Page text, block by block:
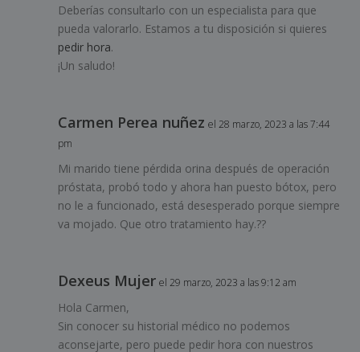
Deberías consultarlo con un especialista para que
pueda valorarlo. Estamos a tu disposición si quieres
pedir hora.
¡Un saludo!
Carmen Perea nuñez el 28 marzo, 2023 a las 7:44
pm
Mi marido tiene pérdida orina después de operación
próstata, probó todo y ahora han puesto bótox, pero
no le a funcionado, está desesperado porque siempre
va mojado. Que otro tratamiento hay.??
Dexeus Mujer el 29 marzo, 2023 a las 9:12 am
Hola Carmen,
Sin conocer su historial médico no podemos
aconsejarte, pero puede pedir hora con nuestros